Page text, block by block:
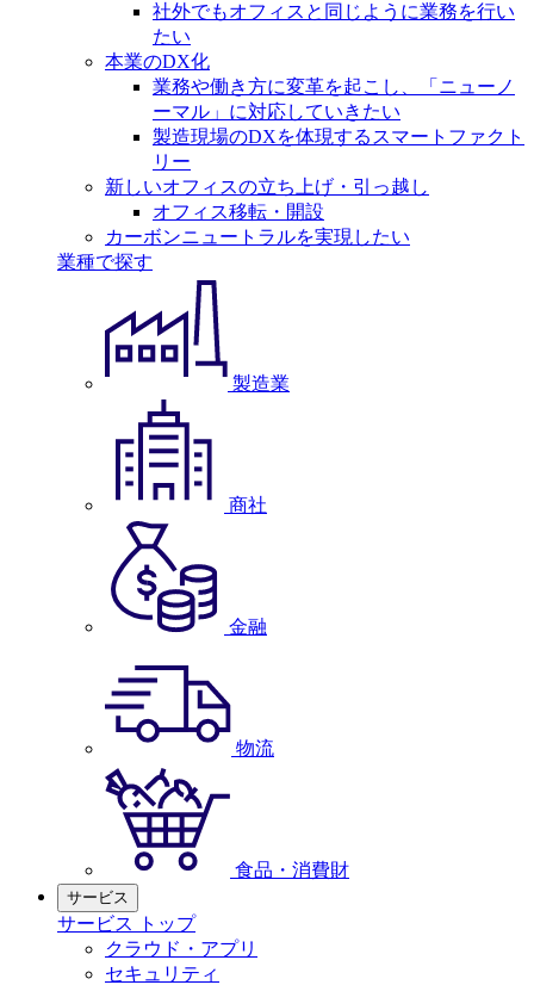
社外でもオフィスと同じように業務を行い
たい
本業のDX化
業務や働き方に変革を起こし、「ニューノ
ーマル」に対応していきたい
製造現場のDXを体現するスマートファクト
リー
新しいオフィスの立ち上げ・引っ越し
オフィス移転・開設
カーボンニュートラルを実現したい
業種で探す
製造業
商社
金融
物流
食品・消費財
サービス
サービス トップ
クラウド・アプリ
セキュリティ